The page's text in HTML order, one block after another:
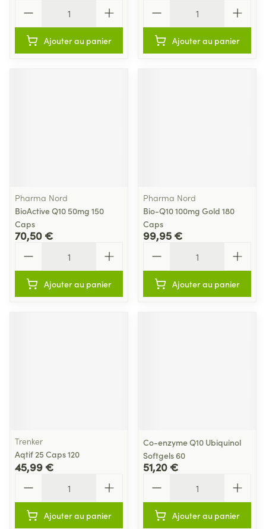
Ajouter au panier Ajouter au panier
Pharma Nord
BioActive Q10 50mg 150
Caps
70,50 €
Ajouter au panier
Pharma Nord
Bio-Q10 100mg Gold 180
Caps
99,95 €
Ajouter au panier
Trenker
Aqtif 25 Caps 120
45,99 €
Ajouter au panier
Co-enzyme Q10 Ubiquinol
Softgels 60
51,20 €
Ajouter au panier